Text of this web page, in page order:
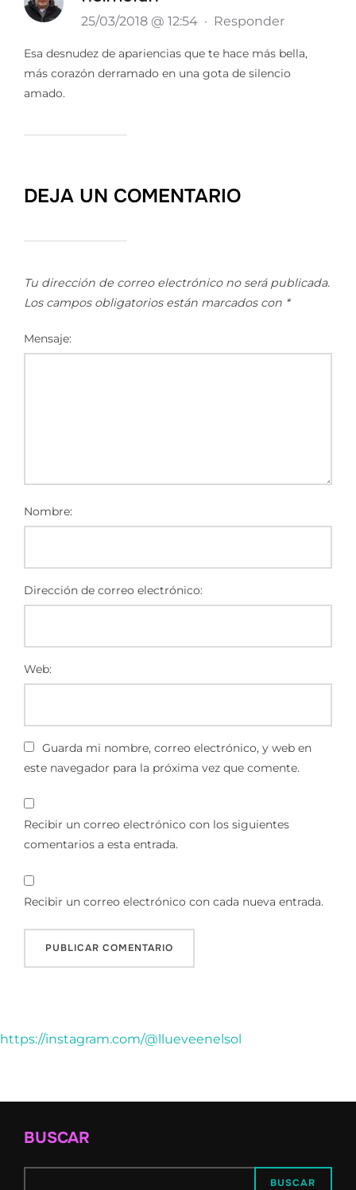
25/03/2018 @ 12:54 · Responder
Esa desnudez de apariencias que te hace más bella,
más corazón derramado en una gota de silencio
amado.
DEJA UN COMENTARIO
Tu dirección de correo electrónico no será publicada.
Los campos obligatorios están marcados con *
Mensaje:
Nombre:
Dirección de correo electrónico:
Web:
Guarda mi nombre, correo electrónico, y web en
este navegador para la próxima vez que comente.
Recibir un correo electrónico con los siguientes
comentarios a esta entrada.
Recibir un correo electrónico con cada nueva entrada.
https://instagram.com/@llueveenelsol
BUSCAR
BUSCAR